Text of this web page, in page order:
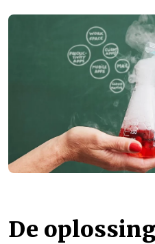
De oplossing